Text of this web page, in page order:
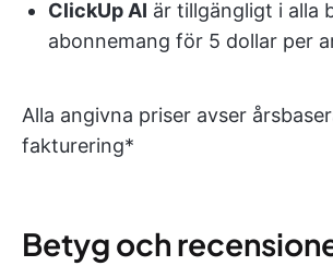
ClickUp AI är tillgängligt i alla
abonnemang för 5 dollar per
Alla angivna priser avser
fakturering*
Betyg och